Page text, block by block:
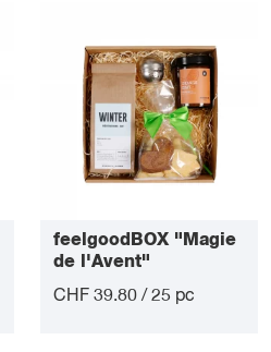
feelgoodBOX "Magie
de l'Avent"
CHF 39.80 / 25 pc